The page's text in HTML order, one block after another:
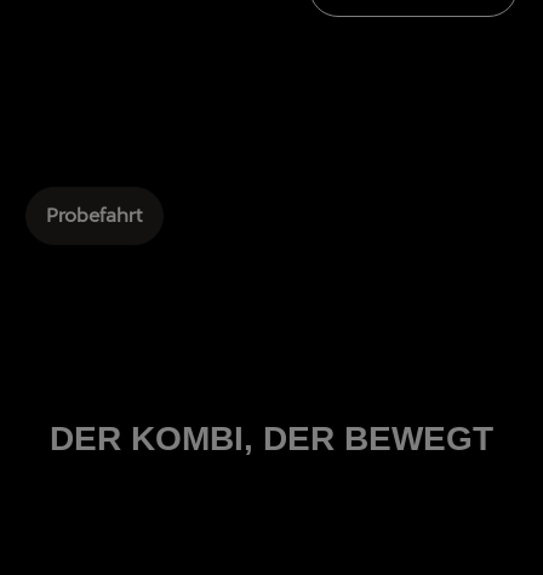
Probefahrt
DER KOMBI, DER BEWEGT